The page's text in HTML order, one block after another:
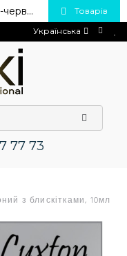
Українська
77 73
Товарів
з блискітками, 10мл
Гель-лак LUXTON 161 малиново-червоний з блискітками, 10мл 💅 Купити в Україні опт та роздріб